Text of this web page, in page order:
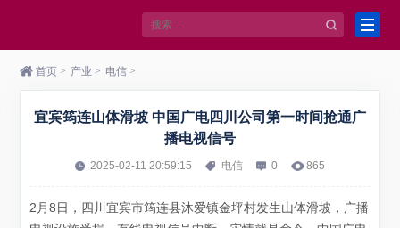
首页 > 产业 > 电信 >
宜宾筠连山体滑坡 中国广电四川公司第一时间抢通广
播电视信号
2025-02-11 20:59:15 电信 0 865
2月8日，四川宜宾市筠连县沐爱镇金坪村发生山体滑坡，广播